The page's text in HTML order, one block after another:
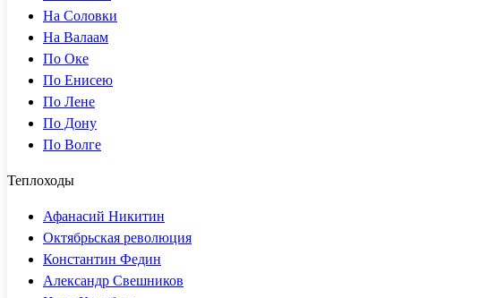
На Соловки
На Валаам
По Оке
По Енисею
По Лене
По Дону
По Волге
Теплоходы
Афанасий Никитин
Октябрьская революция
Константин Федин
Александр Свешников